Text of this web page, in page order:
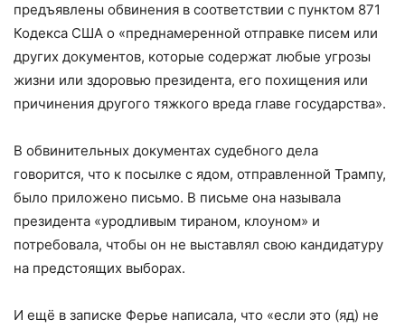
предъявлены обвинения в соответствии с пунктом 871
Кодекса США о «преднамеренной отправке писем или
других документов, которые содержат любые угрозы
жизни или здоровью президента, его похищения или
причинения другого тяжкого вреда главе государства».
В обвинительных документах судебного дела
говорится, что к посылке с ядом, отправленной Трампу,
было приложено письмо. В письме она называла
президента «уродливым тираном, клоуном» и
потребовала, чтобы он не выставлял свою кандидатуру
на предстоящих выборах.
И ещё в записке Ферье написала, что «если это (яд) не